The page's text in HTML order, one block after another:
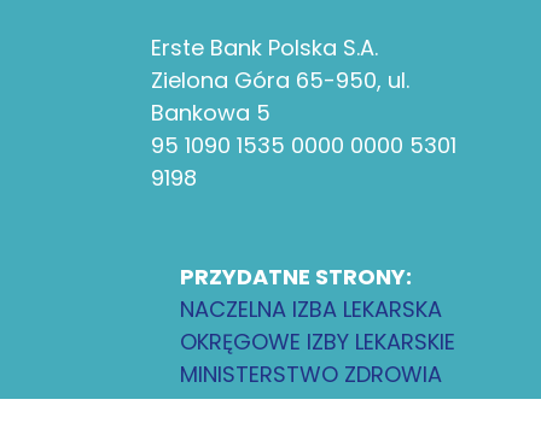
Erste Bank Polska S.A.
Zielona Góra 65-950, ul.
Bankowa 5
95 1090 1535 0000 0000 5301
9198
PRZYDATNE STRONY:
NACZELNA IZBA LEKARSKA
OKRĘGOWE IZBY LEKARSKIE
MINISTERSTWO ZDROWIA
LUBUSKI ODDZIAŁ NFZ